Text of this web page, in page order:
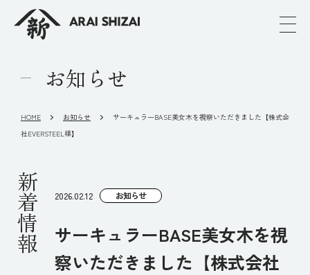
お知らせ
HOME お知らせ
サーキュラーBASE美女木を視察いただきました【株式会
社EVERSTEEL様】
新着情報 2026.02.12 お知らせ
サーキュラーBASE美女木を視
察いただきました【株式会社